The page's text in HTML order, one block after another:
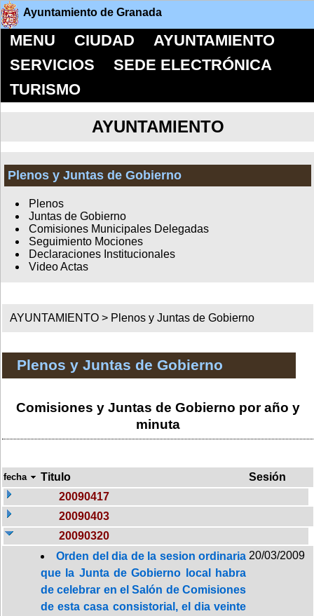
Ayuntamiento de Granada
MENU CIUDAD
AYUNTAMIENTO
SERVICIOS
SEDE ELECTRÓNICA
TURISMO
AYUNTAMIENTO
Plenos y Juntas de Gobierno
Plenos
Juntas de Gobierno
Comisiones Municipales Delegadas
Seguimiento Mociones
Declaraciones Institucionales
Video Actas
AYUNTAMIENTO > Plenos y Juntas de Gobierno
Plenos y Juntas de Gobierno
Comisiones y Juntas de Gobierno por año y
minuta
fecha Titulo
Sesión
20090417
20090403
20090320
Orden del dia de la sesion ordinaria
que la Junta de Gobierno local habra
de celebrar en el Salón de Comisiones
de esta casa consistorial, el dia veinte
20/03/2009